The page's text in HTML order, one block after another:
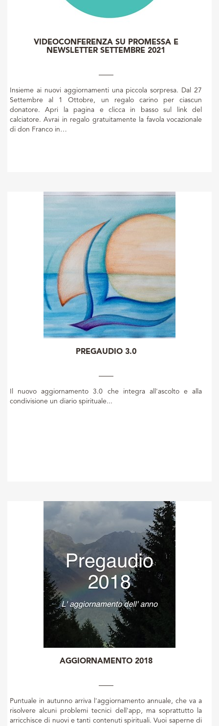
VIDEOCONFERENZA SU PROMESSA E
NEWSLETTER SETTEMBRE 2021
Insieme ai nuovi aggiornamenti una piccola sorpresa. Dal 27
Settembre al 1 Ottobre, un regalo carino per ciascun
donatore. Apri la pagina e clicca in basso sul link del
calciatore. Avrai in regalo gratuitamente la favola vocazionale
di don Franco in…
PREGAUDIO 3.0
Il nuovo aggiornamento 3.0 che integra all'ascolto e alla
condivisione un diario spirituale...
AGGIORNAMENTO 2018
Puntuale in autunno arriva l'aggiornamento annuale, che va a
risolvere alcuni problemi tecnici dell'app, ma soprattutto la
arricchisce di nuovi e tanti contenuti spirituali. Vuoi saperne di